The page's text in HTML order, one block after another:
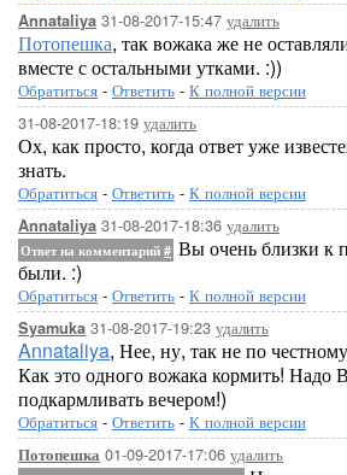
Annataliya 31-08-2017-15:47 удалить
Потопешка, так вожака же не
вместе с остальными утками. :))
Обратиться - Ответить - К полной версии
31-08-2017-18:19 удалить
Ох, как просто, когда ответ уже
знать.
Обратиться - Ответить - К полной версии
Annataliya 31-08-2017-18:36 удалить
Ответ на комментарий # Вы очень близки к
были. :)
Обратиться - Ответить - К полной версии
Syamuka 31-08-2017-19:23 удалить
Annataliya, Нее, ну, так не по
Как это одного вожака кормить! Надо
подкармливать вечером!)
Обратиться - Ответить - К полной версии
Потопешка 01-09-2017-17:06 удалить